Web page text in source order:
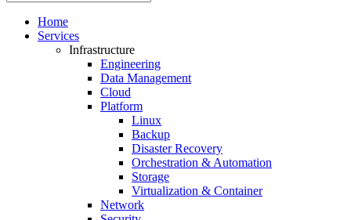
Home
Services
Infrastructure
Engineering
Data Management
Cloud
Platform
Linux
Backup
Disaster Recovery
Orchestration & Automation
Storage
Virtualization & Container
Network